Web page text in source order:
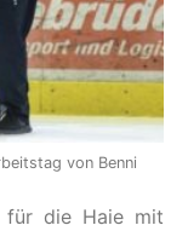
von Benni
für die Haie mit